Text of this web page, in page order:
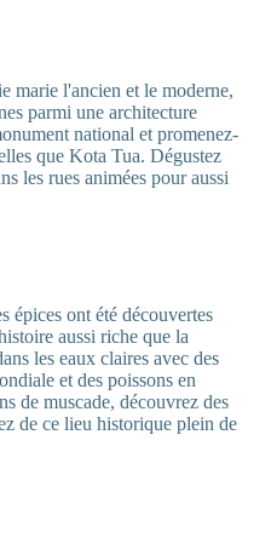
marie l'ancien et le moderne,
parmi une architecture
national et promenez-
que Kota Tua. Dégustez
les rues animées pour aussi
épices ont été découvertes
aussi riche que la
les eaux claires avec des
et des poissons en
de muscade, découvrez des
de ce lieu historique plein de